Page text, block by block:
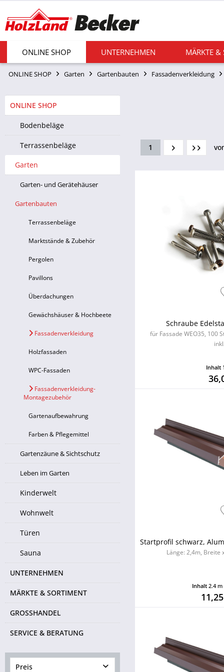
ONLINE SHOP UNTERNEHMEN MÄRKTE &
ONLINE SHOP Garten Gartenbauten Fassadenverkleidung
ONLINE SHOP
Bodenbeläge
Terrassenbeläge
Garten
Garten- und Gerätehäuser
Gartenbauten
Terrassenbeläge
Marktstände & Zubehör
Pergolen
Pavillons
Überdachungen
Gewächshäuser & Hochbeete
Fassadenverkleidung
Holzfassaden
WPC-Fassaden
Fassadenverkleidung-
Montagezubehör
Gartenaufbewahrung
Farben & Pflegemittel
Gartenzäune & Sichtschutz
Leben im Garten
Kinderwelt
Wohnwelt
Türen
Sauna
UNTERNEHMEN
MÄRKTE & SORTIMENT
GROSSHANDEL
SERVICE & BERATUNG
Preis
1
Schraube
für Fassade WEO35, 100
Inhalt
Startprofil schwarz,
Länge: 2,4m, Breite
Inhalt2.4 m